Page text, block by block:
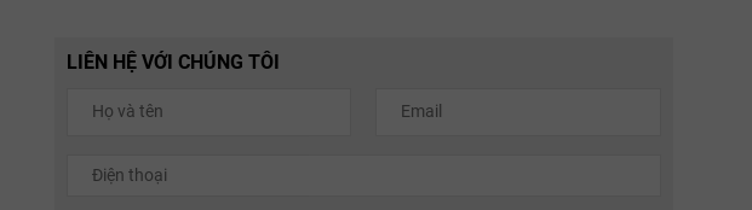
LIÊN HỆ VỚI CHÚNG TÔI